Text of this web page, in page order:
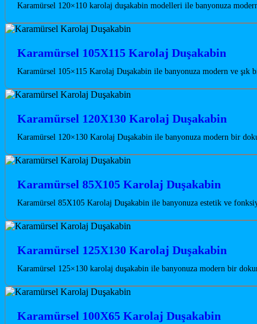
Karamürsel 120×110 karolaj duşakabin modelleri ile banyonuza
Karamürsel 105X115 Karolaj Duşakabin
Karamürsel 105×115 Karolaj Duşakabin ile banyonuza modern ve
Karamürsel 120X130 Karolaj Duşakabin
Karamürsel 120×130 Karolaj Duşakabin ile banyonuza modern bir
Karamürsel 85X105 Karolaj Duşakabin
Karamürsel 85X105 Karolaj Duşakabin ile banyonuza estetik ve
Karamürsel 125X130 Karolaj Duşakabin
Karamürsel 125×130 karolaj duşakabin ile banyonuza modern bir
Karamürsel 100X65 Karolaj Duşakabin